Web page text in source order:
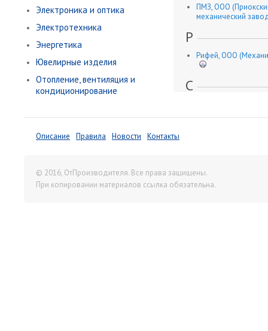
Электроника и оптика
Электротехника
Энергетика
Ювелирные изделия
Отопление, вентиляция и
кондиционирование
ПМЗ, ООО
механический
Р
Рифей, ООО
С
Смоленский
ТЕТРА
Толмачевский
Описание Правила Новости Контакты
© 2016, ОтПроизводителя. Все права защищены.
При копировании материалов ссылка обязательна.